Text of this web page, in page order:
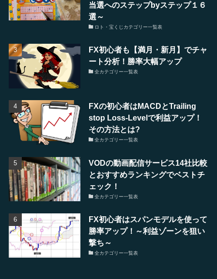
当選へのステップbyステップ１６
選～
ロト・宝くじカテゴリー一覧表
FX初心者も【満月・新月】でチャ
ート分析！勝率大幅アップ
全カテゴリー一覧表
FXの初心者はMACDとTrailing
stop Loss-Levelで利益アップ！
その方法とは?
全カテゴリー一覧表
VODの動画配信サービス14社比較
とおすすめランキングでベストチ
ェック！
全カテゴリー一覧表
FX初心者はスパンモデルを使って
勝率アップ！～利益ゾーンを狙い
撃ち～
全カテゴリー一覧表